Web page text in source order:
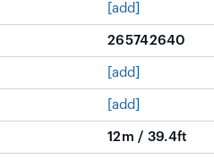
[add]
265742640
[add]
[add]
12m / 39.4ft